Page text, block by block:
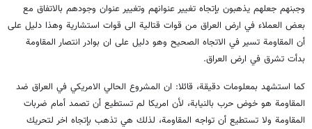
وجبنهم جعلهم يذهبون بإتجاه تغيير عنوانهم وتغيير عنوان وجودهم بالاتفاق مع
بعض العملاء في ارض العراق من قوات قتالية الى قوات استشارية وهذا دليل على
أن المقاومة تسير في الاتجاه الصحيح وهو دليل على ان بوادر انتصار المقاومة
بدأت تشرق في ارض العراق.
كما استشهد بمعلومات دقيقة، قائلا: ان المشروع الحالي الامريكي في العراق ضد
المقاومة هو خوض حرب بالنيابة، لأن امريكا لم تستطيع أن تصمد أمام ضربات
المقاومة ولا تستطيع أن تواجه المقاومة، لذلك هي تذهب بإتجاه اخر لتحريك